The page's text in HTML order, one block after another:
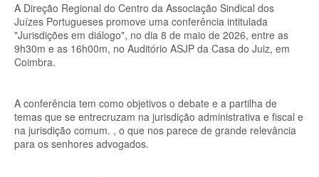
A Direção Regional do Centro da Associação Sindical dos
Juízes Portugueses promove uma conferência intitulada
"Jurisdições em diálogo", no dia 8 de maio de 2026, entre as
9h30m e as 16h00m, no Auditório ASJP da Casa do Juiz, em
Coimbra.
A conferência tem como objetivos o debate e a partilha de
temas que se entrecruzam na jurisdição administrativa e fiscal e
na jurisdição comum. , o que nos parece de grande relevância
para os senhores advogados.